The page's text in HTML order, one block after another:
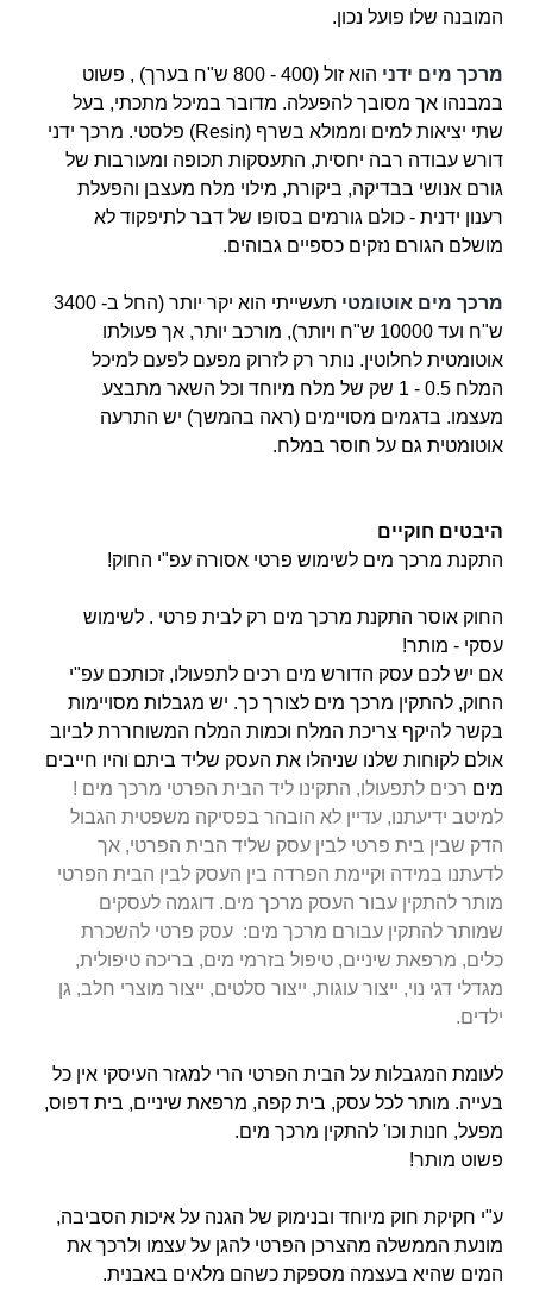
המובנה שלו פועל נכון.
מרכך מים ידני
הוא זול (400 - 800 ש"ח בערך) , פשוט
במבנהו אך מסובך להפעלה. מדובר במיכל מתכתי, בעל
שתי יציאות למים וממולא בשרף (Resin) פלסטי. מרכך ידני
דורש עבודה רבה יחסית, התעסקות תכופה ומעורבות של
גורם אנושי בבדיקה, ביקורת, מילוי מלח מעצבן והפעלת
רענון ידנית - כולם גורמים בסופו של דבר לתיפקוד לא
מושלם הגורם נזקים כספיים גבוהים.
מרכך מים אוטומטי
תעשייתי הוא יקר יותר (החל ב- 3400
ש"ח ועד 10000 ש"ח ויותר), מורכב יותר, אך פעולתו
אוטומטית לחלוטין. נותר רק לזרוק מפעם לפעם למיכל
המלח 0.5 - 1 שק של מלח
מיוחד וכל השאר מתבצע
מעצמו. בדגמים מסויימים (ראה בהמשך) יש התרעה
אוטומטית גם על חוסר במלח.
היבטים חוקיים
התקנת מרכך מים לשימוש פרטי אסורה עפ"י החוק!
החוק אוסר התקנת מרכך מים רק לבית פרטי . לשימוש
עסקי - מותר!
אם יש לכם עסק הדורש מים רכים לתפעולו, זכותכם עפ"י
החוק, להתקין מרכך מים לצורך כך. יש מגבלות מסויימות
בקשר להיקף צריכת המלח וכמות המלח המשוחררת לביוב
אולם לקוחות שלנו שניהלו את העסק שליד ביתם והיו חייבים
מים רכים לתפעולו, התקינו ליד הבית הפרטי מרכך מים !
למיטב ידיעתנו, עדיין לא הובהר בפסיקה משפטית הגבול
הדק שבין בית פרטי לבין עסק שליד הבית הפרטי, אך
לדעתנו במידה וקיימת הפרדה בין העסק לבין הבית הפרטי
מותר להתקין עבור העסק מרכך מים. דוגמה לעסקים
שמותר להתקין עבורם מרכך מים: עסק פרטי להשכרת
כלים, מרפאת שיניים, טיפול בזרמי מים, בריכה טיפולית,
מגדלי דגי נוי, ייצור עוגות, ייצור סלטים, ייצור מוצרי חלב, גן
ילדים.
לעומת המגבלות על הבית הפרטי הרי למגזר העיסקי אין כל
בעייה. מותר לכל עסק, בית קפה, מרפאת שיניים, בית דפוס,
מפעל, חנות וכו' להתקין מרכך מים.
פשוט מותר!
ע"י חקיקת חוק מיוחד ובנימוק של הגנה על איכות הסביבה,
מונעת הממשלה מהצרכן הפרטי להגן על עצמו ולרכך את
המים שהיא בעצמה מספקת כשהם מלאים באבנית.